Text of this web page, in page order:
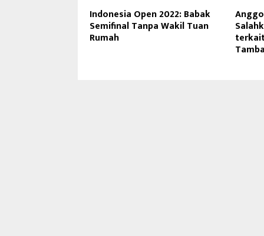
Indonesia Open 2022: Babak
Semifinal Tanpa Wakil Tuan
Rumah